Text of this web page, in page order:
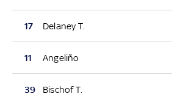
17 Delaney T.
11 Angeliño
39 Bischof T.